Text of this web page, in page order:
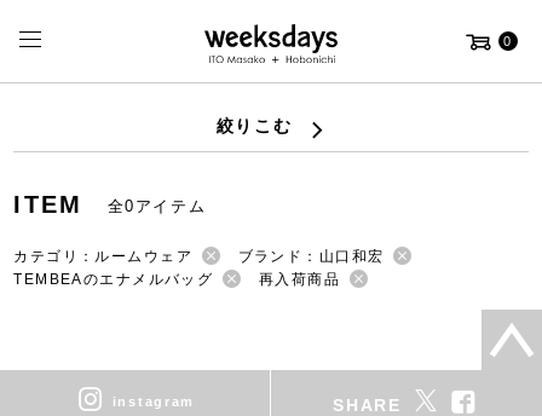
0
絞りこむ
ITEM 全0アイテム
カテゴリ：ルームウェア
ブランド：山口和宏
TEMBEAのエナメルバッグ
再入荷商品
instagram SHARE